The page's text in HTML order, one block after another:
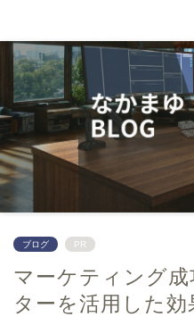
ブログ PR
マーケティング
ターを活用した